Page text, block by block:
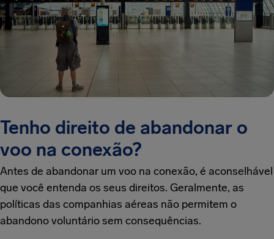
Tenho direito de abandonar o
voo na conexão?
Antes de abandonar um voo na conexão, é aconselhável
que você entenda os seus direitos. Geralmente, as
políticas das companhias aéreas não permitem o
abandono voluntário sem consequências.